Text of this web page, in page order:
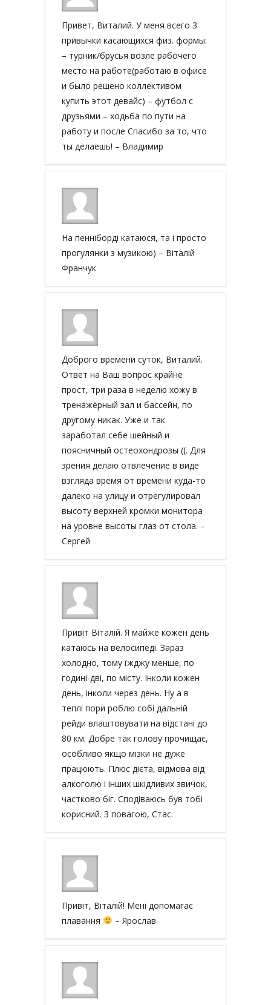
Привет, Виталий. У меня всего 3
привычки касающихся физ. формы:
– турник/брусья возле рабочего
место на работе(работаю в офисе
и было решено коллективом
купить этот девайс) – футбол с
друзьями – ходьба по пути на
работу и после Спасибо за то, что
ты делаешь! – Владимир
На пенніборді катаюся, та і просто
прогулянки з музикою) – Віталій
Франчук
Доброго времени суток, Виталий.
Ответ на Ваш вопрос крайне
прост, три раза в неделю хожу в
тренажёрный зал и бассейн, по
другому никак. Уже и так
заработал себе шейный и
поясничный остеохондрозы ((. Для
зрения делаю отвлечение в виде
взгляда время от времени куда-то
далеко на улицу и отрегулировал
высоту верхней кромки монитора
на уровне высоты глаз от стола. –
Сергей
Привіт Віталій. Я майже кожен день
катаюсь на велосипеді. Зараз
холодно, тому їжджу менше, по
годині-дві, по місту. Інколи кожен
день, інколи через день. Ну а в
теплі пори роблю собі дальній
рейди влаштовувати на відстані до
80 км. Добре так голову прочищає,
особливо якщо мізки не дуже
працюють. Плюс дієта, відмова від
алкоголю і інших шкідливих звичок,
частково біг. Сподіваюсь був тобі
корисний. З повагою, Стас.
Привіт, Віталій! Мені допомагає
плавання
– Ярослав